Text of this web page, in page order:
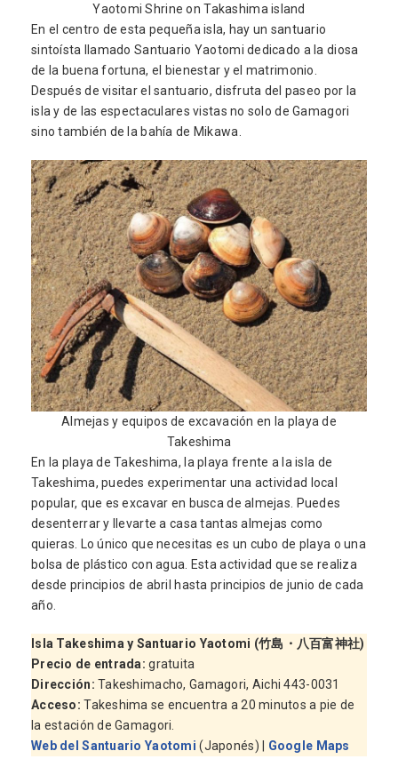
Yaotomi Shrine on Takashima island
En el centro de esta pequeña isla, hay un santuario
sintoísta llamado Santuario Yaotomi dedicado a la diosa
de la buena fortuna, el bienestar y el matrimonio.
Después de visitar el santuario, disfruta del paseo por la
isla y de las espectaculares vistas no solo de Gamagori
sino también de la bahía de Mikawa.
Almejas y equipos de excavación en la playa de
Takeshima
En la playa de Takeshima, la playa frente a la isla de
Takeshima, puedes experimentar una actividad local
popular, que es excavar en busca de almejas. Puedes
desenterrar y llevarte a casa tantas almejas como
quieras. Lo único que necesitas es un cubo de playa o una
bolsa de plástico con agua. Esta actividad que se realiza
desde principios de abril hasta principios de junio de cada
año.
Isla Takeshima y Santuario Yaotomi (竹島・八百富神社)
Precio de entrada: gratuita
Dirección: Takeshimacho, Gamagori, Aichi 443-0031
Acceso: Takeshima se encuentra a 20 minutos a pie de
la estación de Gamagori.
Web del Santuario Yaotomi (Japonés) | Google Maps